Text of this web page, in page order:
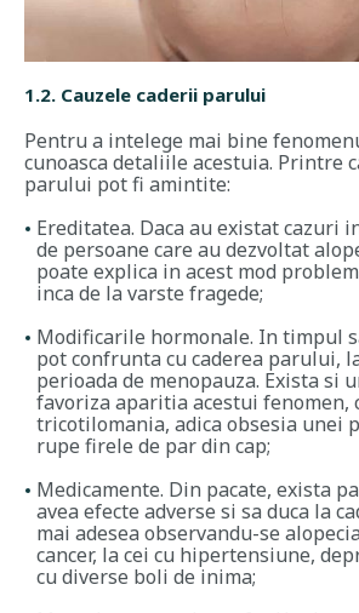
1.2. Cauzele caderii parului
Pentru a intelege mai bine
cunoasca detaliile acestuia. Printre
parului pot fi amintite:
Ereditatea. Daca au existat cazuri
de persoane care au dezvoltat
poate explica in acest mod
inca de la varste fragede;
Modificarile hormonale. In timpul
pot confrunta cu caderea parului,
perioada de menopauza. Exista si
favoriza aparitia acestui fenomen,
tricotilomania, adica obsesia unei
rupe firele de par din cap;
Medicamente. Din pacate, exista
avea efecte adverse si sa duca la
mai adesea observandu-se
cancer, la cei cu hipertensiune,
cu diverse boli de inima;